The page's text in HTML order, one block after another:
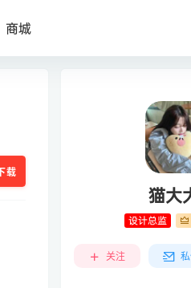
商城
载
猫大
设计总监
关注